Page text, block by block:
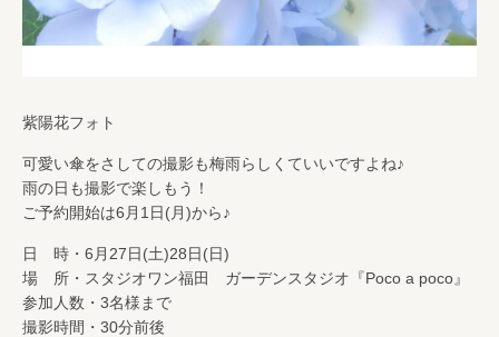
紫陽花フォト
可愛い傘をさしての撮影も梅雨らしくていいですよね♪
雨の日も撮影で楽しもう！
ご予約開始は6月1日(月)から♪
日 時・6月27日(土)28日(日)
場 所・スタジオワン福田 ガーデンスタジオ『Poco a poco』
参加人数・3名様まで
撮影時間・30分前後